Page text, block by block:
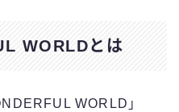
WORLDとは
WORLD」